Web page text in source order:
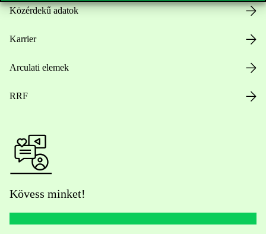
Közérdekű adatok
Karrier
Arculati elemek
RRF
Kövess minket!